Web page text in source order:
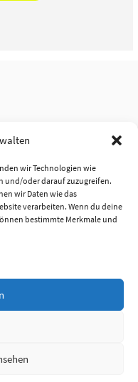
wir Technologien wie
und/oder darauf zuzugreifen.
wir Daten wie das
verarbeiten. Wenn du deine
bestimmte Merkmale und